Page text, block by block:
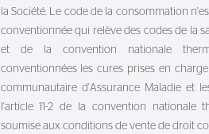
la Société. Le code de la consommation
conventionnée qui relève des codes de la
et de la convention nationale
conventionnées les cures prises en
communautaire d'Assurance Maladie et
l'article 11-2 de la convention nationale
soumise aux conditions de vente de droit